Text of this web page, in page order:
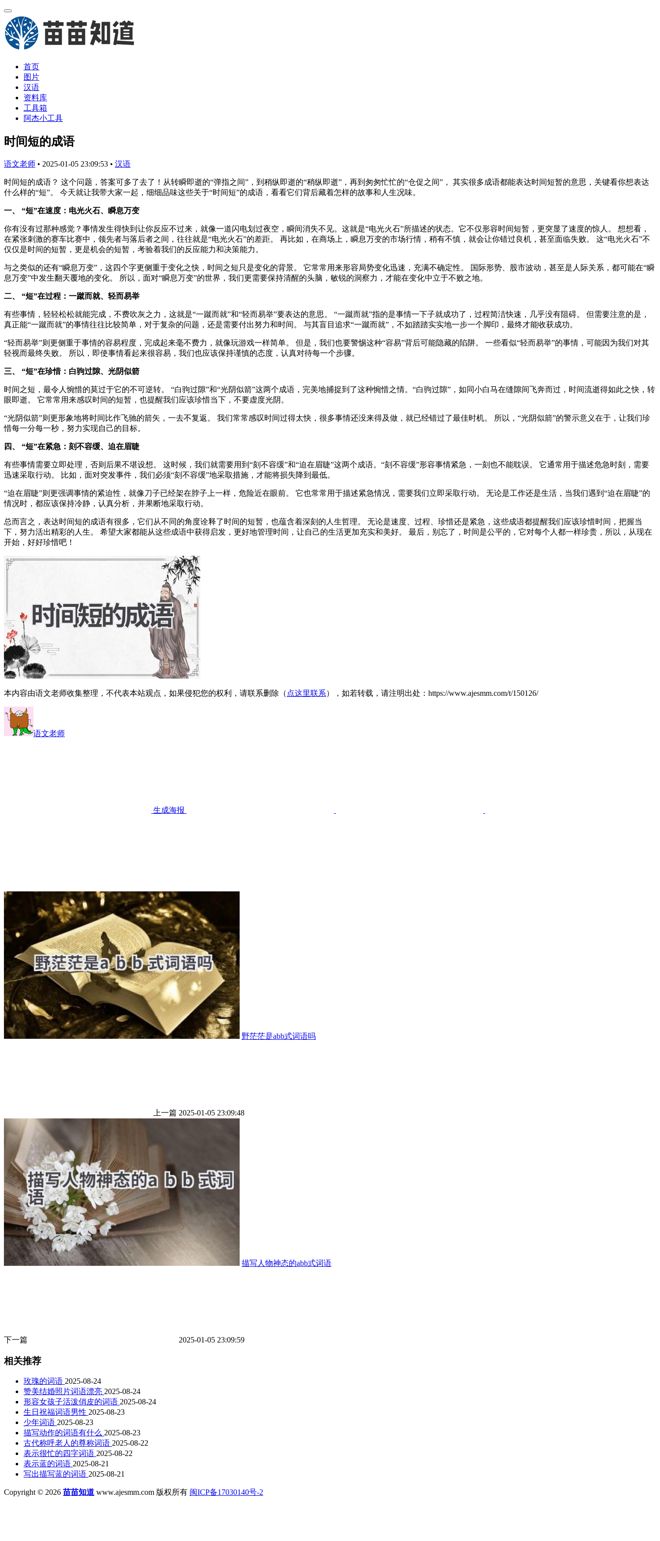
首页
图片
汉语
资料库
工具箱
阿杰小工具
时间短的成语
语文老师 • 2025-01-05 23:09:53 • 汉语
时间短的成语？ 这个问题，答案可多了去了！从转瞬即逝的“弹指之间”，到稍纵即逝的“稍纵即逝”，再到匆匆忙忙的“仓促之间”， 其实很多成语都能表达时间短暂的意思，关键看你想表达
什么样的“短”。 今天就让我带大家一起，细细品味这些关于“时间短”的成语，看看它们背后藏着怎样的故事和人生况味。
一、 “短”在速度：电光火石、瞬息万变
你有没有过那种感觉？事情发生得快到让你反应不过来，就像一道闪电划过夜空，瞬间消失不见。这就是“电光火石”所描述的状态。它不仅形容时间短暂，更突显了速度的惊人。 想想看，
在紧张刺激的赛车比赛中，领先者与落后者之间，往往就是“电光火石”的差距。 再比如，在商场上，瞬息万变的市场行情，稍有不慎，就会让你错过良机，甚至面临失败。 这“电光火石”不
仅仅是时间的短暂，更是机会的短暂，考验着我们的反应能力和决策能力。
与之类似的还有“瞬息万变”，这四个字更侧重于变化之快，时间之短只是变化的背景。 它常常用来形容局势变化迅速，充满不确定性。 国际形势、股市波动，甚至是人际关系，都可能在“瞬
息万变”中发生翻天覆地的变化。 所以，面对“瞬息万变”的世界，我们更需要保持清醒的头脑，敏锐的洞察力，才能在变化中立于不败之地。
二、 “短”在过程：一蹴而就、轻而易举
有些事情，轻轻松松就能完成，不费吹灰之力，这就是“一蹴而就”和“轻而易举”要表达的意思。 “一蹴而就”指的是事情一下子就成功了，过程简洁快速，几乎没有阻碍。 但需要注意的是，
真正能“一蹴而就”的事情往往比较简单，对于复杂的问题，还是需要付出努力和时间。 与其盲目追求“一蹴而就”，不如踏踏实实地一步一个脚印，最终才能收获成功。
“轻而易举”则更侧重于事情的容易程度，完成起来毫不费力，就像玩游戏一样简单。 但是，我们也要警惕这种“容易”背后可能隐藏的陷阱。 一些看似“轻而易举”的事情，可能因为我们对其
轻视而最终失败。 所以，即使事情看起来很容易，我们也应该保持谨慎的态度，认真对待每一个步骤。
三、 “短”在珍惜：白驹过隙、光阴似箭
时间之短，最令人惋惜的莫过于它的不可逆转。 “白驹过隙”和“光阴似箭”这两个成语，完美地捕捉到了这种惋惜之情。“白驹过隙”，如同小白马在缝隙间飞奔而过，时间流逝得如此之快，转
眼即逝。 它常常用来感叹时间的短暂，也提醒我们应该珍惜当下，不要虚度光阴。
“光阴似箭”则更形象地将时间比作飞驰的箭矢，一去不复返。 我们常常感叹时间过得太快，很多事情还没来得及做，就已经错过了最佳时机。 所以，“光阴似箭”的警示意义在于，让我们珍
惜每一分每一秒，努力实现自己的目标。
四、 “短”在紧急：刻不容缓、迫在眉睫
有些事情需要立即处理，否则后果不堪设想。 这时候，我们就需要用到“刻不容缓”和“迫在眉睫”这两个成语。“刻不容缓”形容事情紧急，一刻也不能耽误。 它通常用于描述危急时刻，需要
迅速采取行动。 比如，面对突发事件，我们必须“刻不容缓”地采取措施，才能将损失降到最低。
“迫在眉睫”则更强调事情的紧迫性，就像刀子已经架在脖子上一样，危险近在眼前。 它也常常用于描述紧急情况，需要我们立即采取行动。 无论是工作还是生活，当我们遇到“迫在眉睫”的
情况时，都应该保持冷静，认真分析，并果断地采取行动。
总而言之，表达时间短的成语有很多，它们从不同的角度诠释了时间的短暂，也蕴含着深刻的人生哲理。 无论是速度、过程、珍惜还是紧急，这些成语都提醒我们应该珍惜时间，把握当
下，努力活出精彩的人生。 希望大家都能从这些成语中获得启发，更好地管理时间，让自己的生活更加充实和美好。 最后，别忘了，时间是公平的，它对每个人都一样珍贵，所以，从现在
开始，好好珍惜吧！
本内容由语文老师收集整理，不代表本站观点，如果侵犯您的权利，请联系删除（ 点这里联系），如若转载，请注明出处：https://www.ajesmm.com/t/150126/
语文老师
生成海报
野茫茫是abb式词语吗
上一篇 2025-01-05 23:09:48
描写人物神态的abb式词语
下一篇 2025-01-05 23:09:59
相关推荐
玫瑰的词语 2025-08-24
赞美结婚照片词语漂亮 2025-08-24
形容女孩子活泼俏皮的词语 2025-08-24
生日祝福词语男性 2025-08-23
少年词语 2025-08-23
描写动作的词语有什么 2025-08-23
古代称呼老人的尊称词语 2025-08-22
表示很忙的四字词语 2025-08-22
表示蓝的词语 2025-08-21
写出描写蓝的词语 2025-08-21
Copyright © 2026 苗苗知道 www.ajesmm.com 版权所有 闽ICP备17030140号-2